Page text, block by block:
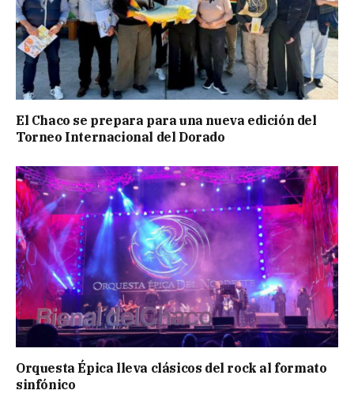
El Chaco se prepara para una nueva edición del
Torneo Internacional del Dorado
Orquesta Épica lleva clásicos del rock al formato
sinfónico